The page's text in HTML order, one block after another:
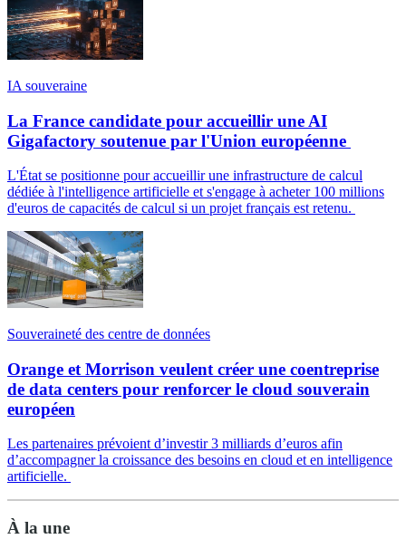
IA souveraine
La France candidate pour accueillir une AI
Gigafactory soutenue par l'Union européenne
L'État se positionne pour accueillir une infrastructure de calcul
dédiée à l'intelligence artificielle et s'engage à acheter 100 millions
d'euros de capacités de calcul si un projet français est retenu.
Souveraineté des centre de données
Orange et Morrison veulent créer une coentreprise
de data centers pour renforcer le cloud souverain
européen
Les partenaires prévoient d’investir 3 milliards d’euros afin
d’accompagner la croissance des besoins en cloud et en intelligence
artificielle.
À la une